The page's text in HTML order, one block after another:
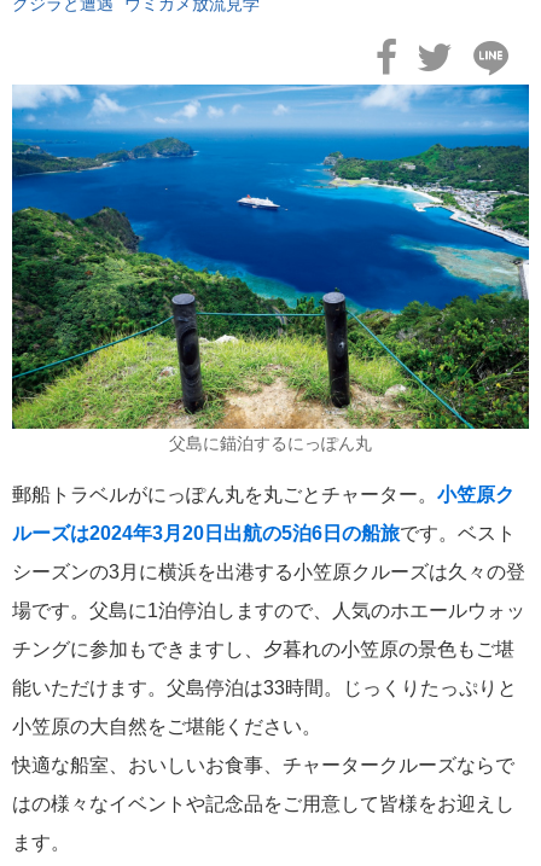
父島に錨泊するにっぽん丸
郵船トラベルがにっぽん丸を丸ごとチャーター。 小笠原ク
ルーズは2024年3月20日出航の5泊6日の船旅です。ベスト
シーズンの3月に横浜を出港する小笠原クルーズは久々の登
場です。父島に1泊停泊しますので、人気のホエールウォッ
チングに参加もできますし、夕暮れの小笠原の景色もご堪
能いただけます。父島停泊は33時間。じっくりたっぷりと
小笠原の大自然をご堪能ください。
快適な船室、おいしいお食事、チャータークルーズならで
はの様々なイベントや記念品をご用意して皆様をお迎えし
ます。
おすすめ情報
飛鳥Ⅲ 45
キュナード 41
添乗レポート 40
日本のいいとこ 33
ロイヤル・カリビアン・クルーズ 30
海外クルーズプランナーのつぶやき 25
港の風景
MITSUI OCEAN FUJI 15
クルーズ関連番組
名古屋通信